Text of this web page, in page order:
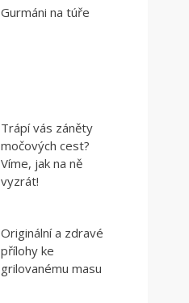
Gurmáni na túře
Trápí vás záněty
močových cest?
Víme, jak na ně
vyzrát!
Originální a zdravé
přílohy ke
grilovanému masu